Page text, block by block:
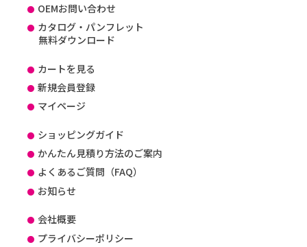
OEMお問い合わせ
カタログ・パンフレット
無料ダウンロード
カートを見る
新規会員登録
マイページ
ショッピングガイド
かんたん見積り方法のご案内
よくあるご質問（FAQ）
お知らせ
会社概要
プライバシーポリシー